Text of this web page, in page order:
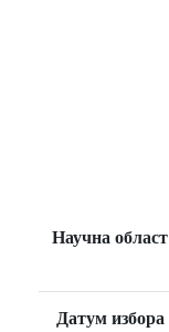
Научна област
Датум избора